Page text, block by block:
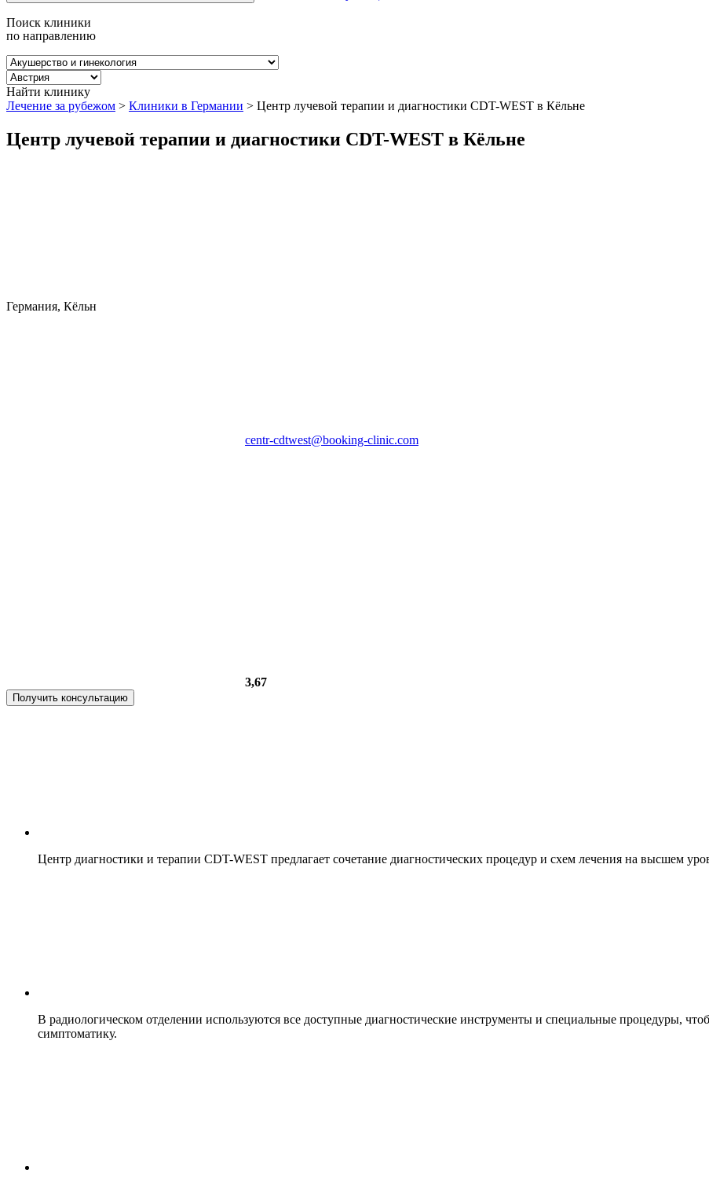
Поиск клиники
по направлению
Найти клинику
Лечение за рубежом > Клиники в Германии > Центр лучевой терапии и диагностики CDT-WEST в Кёльне
Центр лучевой терапии и диагностики CDT-WEST в Кёльне
Германия, Кёльн
centr-cdtwest@booking-clinic.com
3,67
Получить консультацию
Центр диагностики и терапии CDT-WEST предлагает сочетание диагностических процедур и схем лечения на высшем
В радиологическом отделении используются все доступные диагностические инструменты и специальные процедуры,
симптоматику.